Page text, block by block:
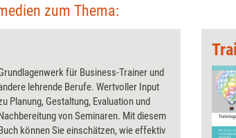
zum Thema:
für Business-Trainer und
lehrende Berufe. Wertvoller Input
Planung, Gestaltung, Evaluation und
von Seminaren. Mit diesem
können Sie einschätzen, wie effektiv